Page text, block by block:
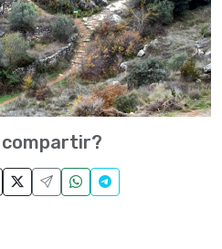
compartir?